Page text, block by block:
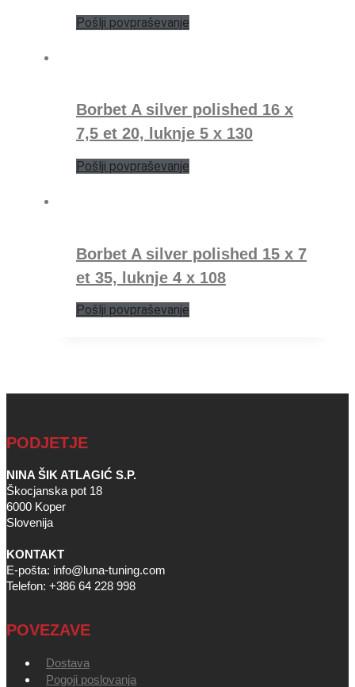
Pošlji povpraševanje
Borbet A silver polished 16 x
7,5 et 20, luknje 5 x 130
Pošlji povpraševanje
Borbet A silver polished 15 x 7
et 35, luknje 4 x 108
Pošlji povpraševanje
PODJETJE
NINA ŠIK ATLAGIĆ S.P.
Škocjanska pot 18
6000 Koper
Slovenija
KONTAKT
E-pošta: info@luna-tuning.com
Telefon: +386 64 228 998
POVEZAVE
Dostava
Pogoji poslovanja